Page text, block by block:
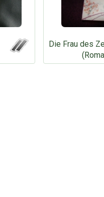
Die Frau des